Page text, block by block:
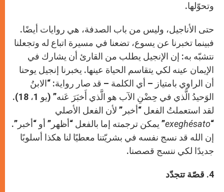
وتحوّلها.
حتى الأناجيل، وليس من باب الصدفة، هي روايات أيضًا.
فبينما تخبرنا عن يسوع، تضعنا في مسيرة اتباع له وتجعلنا
نتشبّه به: إن الإنجيل يطلب من القارئ أن يشارك في
الإيمان عينه لكي يتقاسم الحياة عينها. يخبرنا إنجيل يوحنا
أن الراوي بامتياز – أي الكلمة – قد صار رواية: “الابنُ
الوَحيدُ الَّذي في حِضْنِ الآب هو الَّذي أَخبَرَ عَنه” (يو 1، 18).
لقد استعملتُ الفعل “أخبر” لأن الفعل الأصلي
“
exeghésato” يمكن ترجمته إما بالفعل “أظهر” أو “أخبر”.
إن الله قد نسج نفسه في بشريّتنا معطيًا لنا هكذا أسلوبًا
جديدًا لكي ننسج قصصنا.
4. قصّة تتجدّد